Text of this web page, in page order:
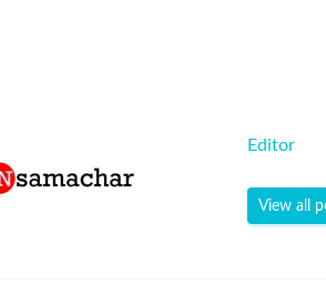
Editor
View all